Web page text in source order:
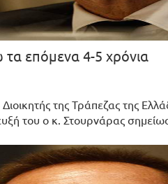
τα επόμενα 4-5 χρόνια
της Τράπεζας της
του ο κ. Στουρνάρας